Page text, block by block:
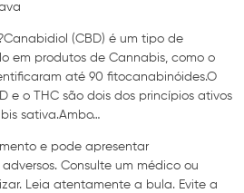
(CBD) é um tipo de
em produtos de Cannabis, como o
até 90 fitocanabinóides.O
e o THC são dois dos princípios ativos
sativa.Ambo…
e pode apresentar
Consulte um médico ou
Leia atentamente a bula. Evite a